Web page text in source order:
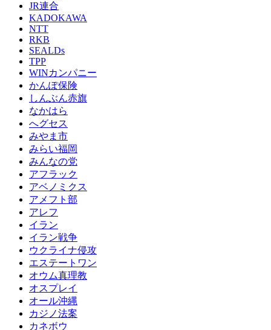
JR連合
KADOKAWA
NTT
RKB
SEALDs
TPP
WINカンパニー
かんぽ保険
しんぶん赤旗
なかはら
へグセス
みやま市
みらい福岡
みんなの党
アフラック
アベノミクス
アメフト部
アレフ
イラン
イラン戦争
ウクライナ侵攻
エステートワン
オウム真理教
オスプレイ
オール沖縄
カジノ法案
カネボウ